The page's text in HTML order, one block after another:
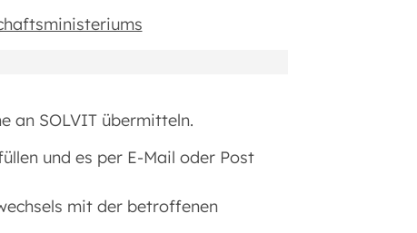
an SOLVIT übermitteln.
und es per E-Mail oder Post
mit der betroffenen